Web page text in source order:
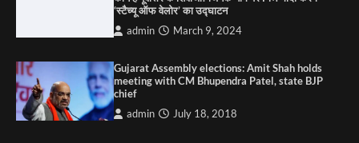
‘स्टैच्यू ऑफ वेलोर’ का उद्घाटन
admin March 9, 2024
Gujarat Assembly elections: Amit Shah holds
meeting with CM Bhupendra Patel, state BJP
chief
admin July 18, 2018